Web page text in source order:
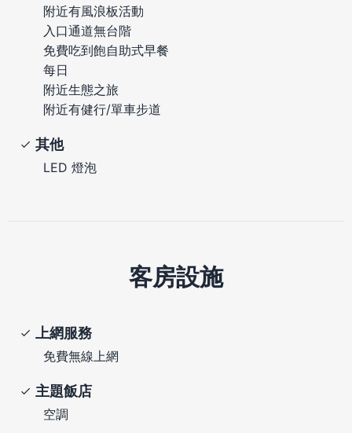
附近有風浪板活動
入口通道無台階
免費吃到飽自助式早餐
每日
附近生態之旅
附近有健行/單車步道
其他
LED 燈泡
客房設施
上網服務
免費無線上網
主題飯店
空調